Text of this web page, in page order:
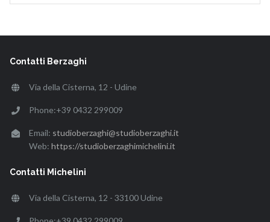
Contatti Berzaghi
Via della Cisterna, 12 - Udine
Phone:+39 0432 299009
Email: studioberzaghi@studioberzaghi.it
Web: https://studioberzaghimichelini.it
Contatti Michelini
Via della Cisterna, 12 - 33100 Udine